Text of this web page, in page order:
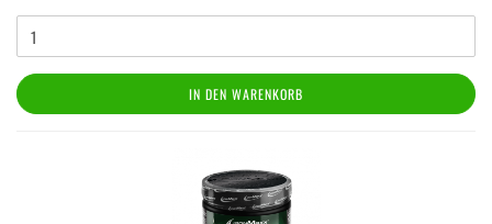
IN DEN WARENKORB